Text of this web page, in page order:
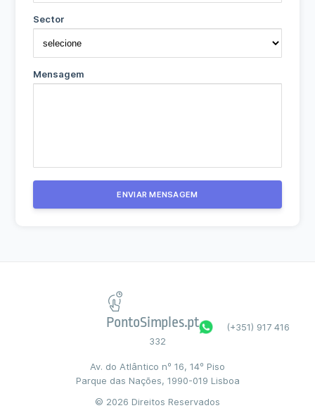
Sector
Mensagem
PontoSimples.pt
(+351) 917 416
332
Av. do Atlântico nº 16, 14º Piso
Parque das Nações, 1990-019 Lisboa
© 2026 Direitos Reservados